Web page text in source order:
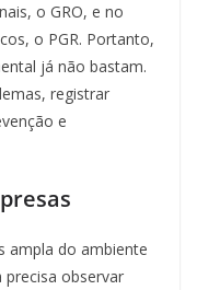
o GRO, e no
o PGR. Portanto,
já não bastam.
registrar
e
ampla do ambiente
precisa observar